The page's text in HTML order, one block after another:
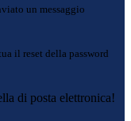
un messaggio
il reset della password
di posta elettronica!